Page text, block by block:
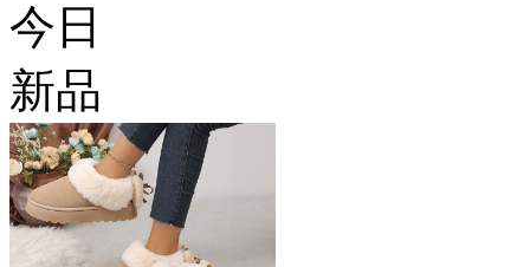
今日
新品